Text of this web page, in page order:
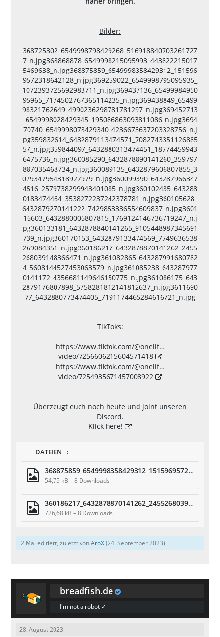
Bilder:
368725302_6549998798429268_516918840703261727
7_n.jpg368868878_6549998215095993_443822215017
5469638_n.jpg368875859_6549998358429312_151596
9572318642128_n.jpg369259022_6549998795095935_
1072393725692983711_n.jpg369437136_65499984950
95965_7174502767365114235_n.jpg369438849_65499
98321762649_4990236298781781297_n.jpg369452713
_6549998028429345_195086863093811086_n.jpg3694
70740_6549998078429340_4236673637203328756_n.j
pg359832614_6432879113474571_7082743351126885
57_n.jpg359844097_6432880313474451_18774459943
6475736_n.jpg360085290_6432878890141260_359797
887035468734_n.jpg360089135_6432879606807855_3
079347954318927979_n.jpg360099390_643287966347
4516_2579738299943401085_n.jpg360102435_643288
0183474464_3538272237242378781_n.jpg360105628_
6432879270141222_7429853336554609837_n.jpg3601
16603_6432880006807815_1769124146736719247_n.j
pg360133181_6432878840141265_9105448987345691
739_n.jpg360170153_6432879133474569_7749636538
269084351_n.jpg360186217_6432878870141262_2455
268039148366471_n.jpg361082865_643287991680782
4_5608144527453063579_n.jpg361085238_643287977
0141172_4356681149646150775_n.jpg361086175_643
2879176807898_5758281812141812637_n.jpg3611690
77_6432880773474405_7191174465284616721_n.jpg
TikToks:
https://www.tiktok.com/@onelif…
video/7256606215604571418
https://www.tiktok.com/@onelif…
video/7254935671457008922
Überzeugt euch noch heute und joint unseren
Discord.
Klick here!
DATEIEN
368875859_6549998358429312_1515969572318642128_n.jpg
54,75 kB – 8 Downloads
360186217_6432878870141262_2455268039148366471_n.jpg
726,68 kB – 8 Downloads
2 Mal editiert, zuletzt vonAroX(24. September 2023)
breadfish.de
I'm not a robot ✓
28. August 2023